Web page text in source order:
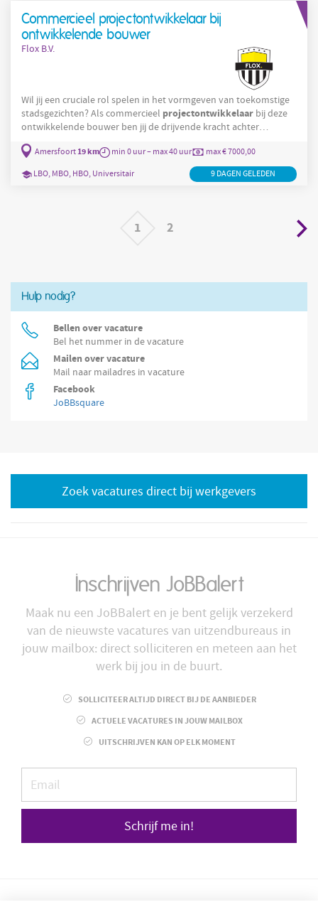
Commercieel projectontwikkelaar bij
ontwikkelende bouwer
Flox B.V.
Wil jij een cruciale rol spelen in het vormgeven van toekomstige
stadsgezichten? Als commercieel projectontwikkelaar bij deze
ontwikkelende bouwer ben jij de drijvende kracht achter
grensverleggende projecten. In deze functie krijg je alle ruimte
om mee te groeien met een ambitieuze onderneming. Je oefent
direct invloed uit op grote ontwikkelingen en profiteert van een
werkomgeving waarin jouw persoonlijke groei centraal staat. Je
Amersfoort19 km min 0 uur – max 40 uur max € 7000,00
LBO, MBO, HBO, Universitair 9 DAGEN GELEDEN
1 2
Hulp nodig?
Bellen over vacature
Bel het nummer in de vacature
Mailen over vacature
Mail naar mailadres in vacature
Facebook
JoBBsquare
Zoek vacatures direct bij werkgevers
Inschrijven JoBBalert
Maak nu een JoBBalert en je bent gelijk verzekerd
van de nieuwste vacatures van uitzendbureaus in
jouw mailbox: direct solliciteren en meteen aan het
werk bij jou in de buurt.
SOLLICITEER ALTIJD DIRECT BIJ DE AANBIEDER
ACTUELE VACATURES IN JOUW MAILBOX
UITSCHRIJVEN KAN OP ELK MOMENT
Schrijf me in!